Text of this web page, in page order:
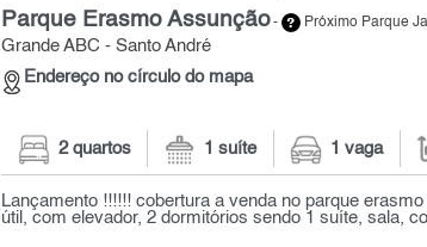
Parque Erasmo Assunção- Próximo Parque
Grande ABC - Santo André
Endereço no círculo do mapa
2 quartos 1 suíte 1 vaga
Lançamento !!!!!! cobertura a venda no parque
útil, com elevador, 2 dormitórios sendo 1 suíte, sala,